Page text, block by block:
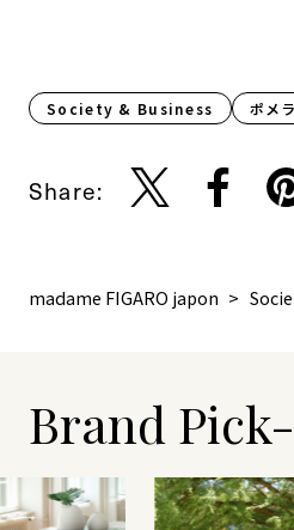
Society & Business ポメ
Share:
madame FIGARO japon
Brand